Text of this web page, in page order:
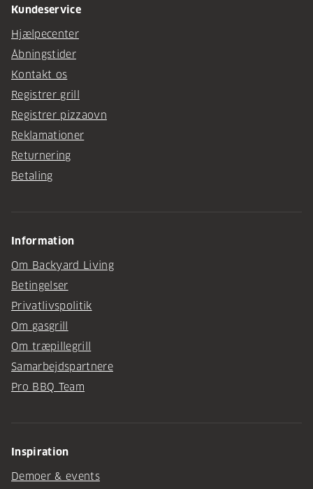
Kundeservice
Hjælpecenter
Åbningstider
Kontakt os
Registrer grill
Registrer pizzaovn
Reklamationer
Returnering
Betaling
Information
Om Backyard Living
Betingelser
Privatlivspolitik
Om gasgrill
Om træpillegrill
Samarbejdspartnere
Pro BBQ Team
Inspiration
Demoer & events